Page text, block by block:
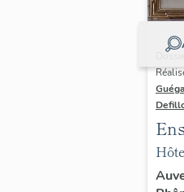
du
de
puis